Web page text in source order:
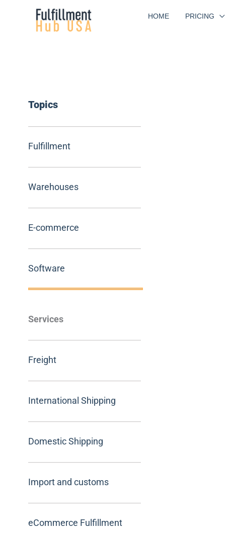
HOME PRICING
Topics
Fulfillment
Warehouses
E-commerce
Software
Services
Freight
International Shipping
Domestic Shipping
Import and customs
eCommerce Fulfillment